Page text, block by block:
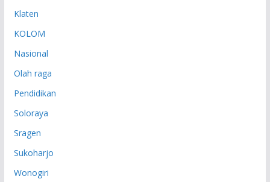
Klaten
KOLOM
Nasional
Olah raga
Pendidikan
Soloraya
Sragen
Sukoharjo
Wonogiri